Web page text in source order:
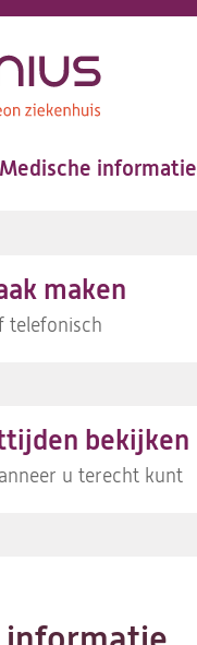
Medische informatie
maken
telefonisch
bekijken
u terecht kunt